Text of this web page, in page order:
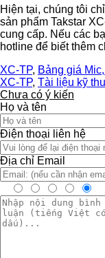
Hiện tại, chúng tôi
sản phẩm Takstar
cung cấp. Nếu các
hotline để biết thêm
XC-TP, Bảng giá
XC-TP, Tài liệu kỹ
Chưa có ý kiến
Họ và tên
Điện thoại liên hệ
Địa chỉ Email